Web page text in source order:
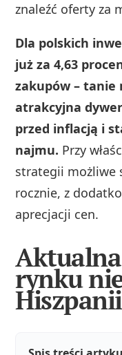
znaleźć oferty za
Dla polskich
już za 4,63
zakupów – tanie
atrakcyjna
przed inflacją i
najmu. Przy
strategii możliwe
rocznie, z
aprecjacji cen.
rynku